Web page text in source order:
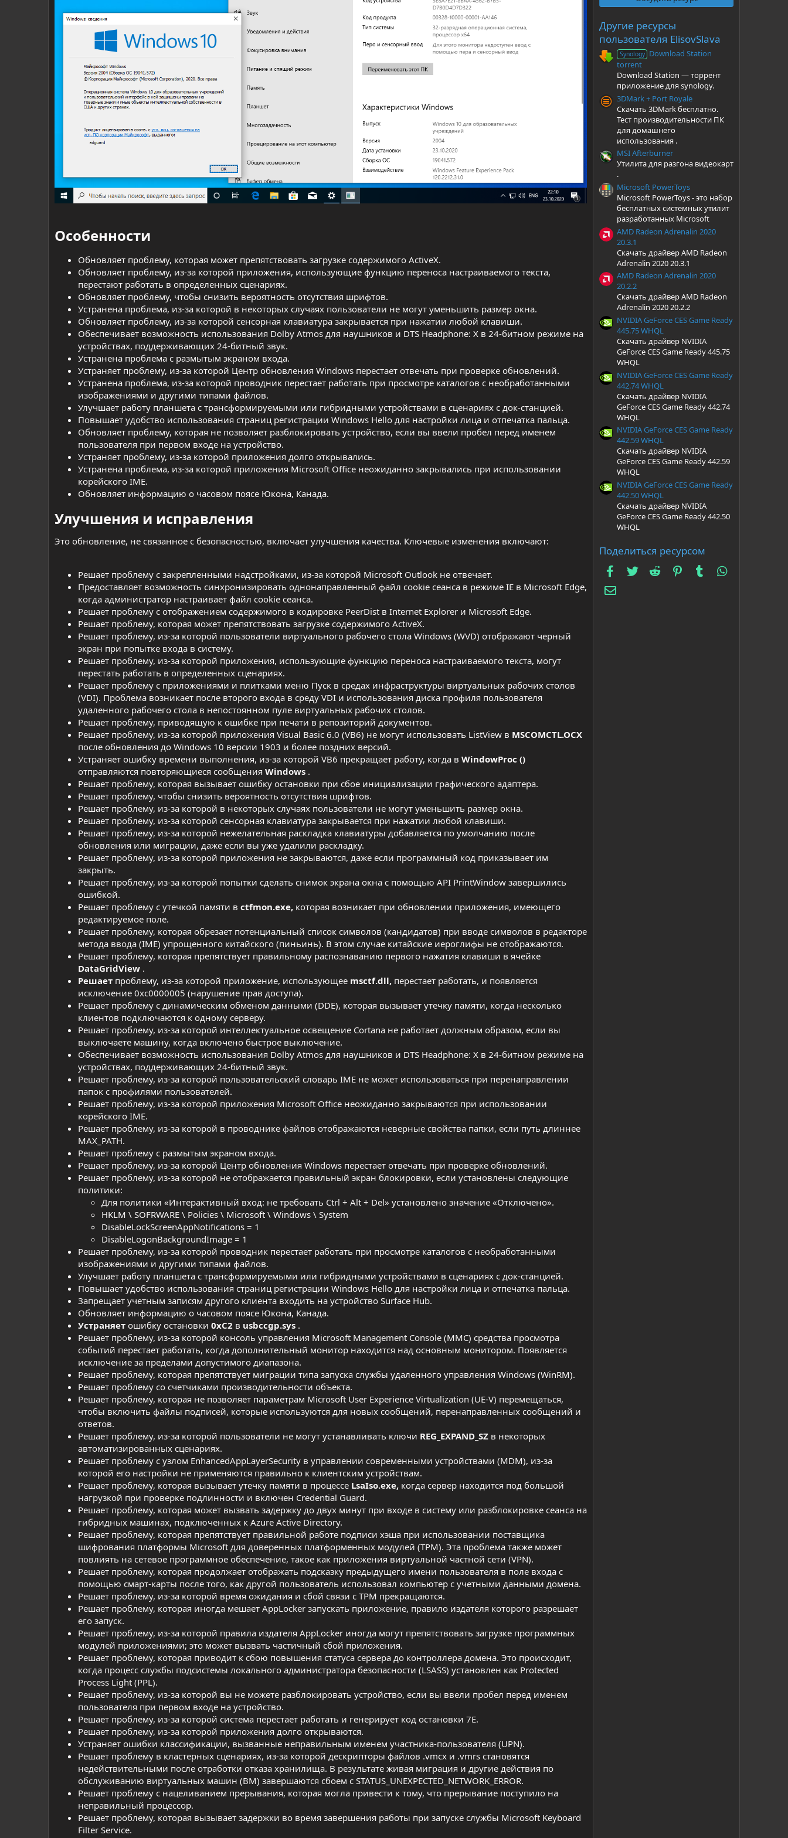
Особенности​
Обновляет проблему, которая может препятствовать загрузке содержимого ActiveX.
Обновляет проблему, из-за которой приложения, использующие функцию переноса настраиваемого текста,
перестают работать в определенных сценариях.
Обновляет проблему, чтобы снизить вероятность отсутствия шрифтов.
Устранена проблема, из-за которой в некоторых случаях пользователи не могут уменьшить размер окна.
Обновляет проблему, из-за которой сенсорная клавиатура закрывается при нажатии любой клавиши.
Обеспечивает возможность использования Dolby Atmos для наушников и DTS Headphone: X в 24-битном режиме на
устройствах, поддерживающих 24-битный звук.
Устранена проблема с размытым экраном входа.
Устраняет проблему, из-за которой Центр обновления Windows перестает отвечать при проверке обновлений.
Устранена проблема, из-за которой проводник перестает работать при просмотре каталогов с необработанными
изображениями и другими типами файлов.
Улучшает работу планшета с трансформируемыми или гибридными устройствами в сценариях с док-станцией.
Повышает удобство использования страниц регистрации Windows Hello для настройки лица и отпечатка пальца.
Обновляет проблему, которая не позволяет разблокировать устройство, если вы ввели пробел перед именем
пользователя при первом входе на устройство.
Устраняет проблему, из-за которой приложения долго открывались.
Устранена проблема, из-за которой приложения Microsoft Office неожиданно закрывались при использовании
корейского IME.
Обновляет информацию о часовом поясе Юкона, Канада.
Улучшения и исправления​
Это обновление, не связанное с безопасностью, включает улучшения качества. Ключевые изменения включают:
Решает проблему с закрепленными надстройками, из-за которой Microsoft Outlook не отвечает.
Предоставляет возможность синхронизировать однонаправленный файл cookie сеанса в режиме IE в Microsoft Edge,
когда администратор настраивает файл cookie сеанса.
Решает проблему с отображением содержимого в кодировке PeerDist в Internet Explorer и Microsoft Edge.
Решает проблему, которая может препятствовать загрузке содержимого ActiveX.
Решает проблему, из-за которой пользователи виртуального рабочего стола Windows (WVD) отображают черный
экран при попытке входа в систему.
Решает проблему, из-за которой приложения, использующие функцию переноса настраиваемого текста, могут
перестать работать в определенных сценариях.
Решает проблему с приложениями и плитками меню Пуск в средах инфраструктуры виртуальных рабочих столов
(VDI). Проблема возникает после второго входа в среду VDI и использования диска профиля пользователя
удаленного рабочего стола в непостоянном пуле виртуальных рабочих столов.
Решает проблему, приводящую к ошибке при печати в репозиторий документов.
Решает проблему, из-за которой приложения Visual Basic 6.0 (VB6) не могут использовать ListView в MSCOMCTL.OCX
после обновления до Windows 10 версии 1903 и более поздних версий.
Устраняет ошибку времени выполнения, из-за которой VB6 прекращает работу, когда в WindowProc ()
отправляются повторяющиеся сообщения Windows .
Решает проблему, которая вызывает ошибку остановки при сбое инициализации графического адаптера.
Решает проблему, чтобы снизить вероятность отсутствия шрифтов.
Решает проблему, из-за которой в некоторых случаях пользователи не могут уменьшить размер окна.
Решает проблему, из-за которой сенсорная клавиатура закрывается при нажатии любой клавиши.
Решает проблему, из-за которой нежелательная раскладка клавиатуры добавляется по умолчанию после
обновления или миграции, даже если вы уже удалили раскладку.
Решает проблему, из-за которой приложения не закрываются, даже если программный код приказывает им
закрыть.
Решает проблему, из-за которой попытки сделать снимок экрана окна с помощью API PrintWindow завершились
ошибкой.
Решает проблему с утечкой памяти в ctfmon.exe, которая возникает при обновлении приложения, имеющего
редактируемое поле.
Решает проблему, которая обрезает потенциальный список символов (кандидатов) при вводе символов в редакторе
метода ввода (IME) упрощенного китайского (пиньинь). В этом случае китайские иероглифы не отображаются.
Решает проблему, которая препятствует правильному распознаванию первого нажатия клавиши в ячейке
DataGridView .
Решает проблему, из-за которой приложение, использующее msctf.dll, перестает работать, и появляется
исключение 0xc0000005 (нарушение прав доступа).
Решает проблему с динамическим обменом данными (DDE), которая вызывает утечку памяти, когда несколько
клиентов подключаются к одному серверу.
Решает проблему, из-за которой интеллектуальное освещение Cortana не работает должным образом, если вы
выключаете машину, когда включено быстрое выключение.
Обеспечивает возможность использования Dolby Atmos для наушников и DTS Headphone: X в 24-битном режиме на
устройствах, поддерживающих 24-битный звук.
Решает проблему, из-за которой пользовательский словарь IME не может использоваться при перенаправлении
папок с профилями пользователей.
Решает проблему, из-за которой приложения Microsoft Office неожиданно закрываются при использовании
корейского IME.
Решает проблему, из-за которой в проводнике файлов отображаются неверные свойства папки, если путь длиннее
MAX_PATH.
Решает проблему с размытым экраном входа.
Решает проблему, из-за которой Центр обновления Windows перестает отвечать при проверке обновлений.
Решает проблему, из-за которой не отображается правильный экран блокировки, если установлены следующие
политики:
Для политики «Интерактивный вход: не требовать Ctrl + Alt + Del» установлено значение «Отключено».
HKLM \ SOFRWARE \ Policies \ Microsoft \ Windows \ System
DisableLockScreenAppNotifications = 1
DisableLogonBackgroundImage = 1
Решает проблему, из-за которой проводник перестает работать при просмотре каталогов с необработанными
изображениями и другими типами файлов.
Улучшает работу планшета с трансформируемыми или гибридными устройствами в сценариях с док-станцией.
Повышает удобство использования страниц регистрации Windows Hello для настройки лица и отпечатка пальца.
Запрещает учетным записям другого клиента входить на устройство Surface Hub.
Обновляет информацию о часовом поясе Юкона, Канада.
Устраняет ошибку остановки 0xC2 в usbccgp.sys .
Решает проблему, из-за которой консоль управления Microsoft Management Console (MMC) средства просмотра
событий перестает работать, когда дополнительный монитор находится над основным монитором. Появляется
исключение за пределами допустимого диапазона.
Решает проблему, которая препятствует миграции типа запуска службы удаленного управления Windows (WinRM).
Решает проблему со счетчиками производительности объекта.
Решает проблему, которая не позволяет параметрам Microsoft User Experience Virtualization (UE-V) перемещаться,
чтобы включить файлы подписей, которые используются для новых сообщений, перенаправленных сообщений и
ответов.
Решает проблему, из-за которой пользователи не могут устанавливать ключи REG_EXPAND_SZ в некоторых
автоматизированных сценариях.
Решает проблему с узлом EnhancedAppLayerSecurity в управлении современными устройствами (MDM), из-за
которой его настройки не применяются правильно к клиентским устройствам.
Решает проблему, которая вызывает утечку памяти в процессе LsaIso.exe, когда сервер находится под большой
нагрузкой при проверке подлинности и включен Credential Guard.
Решает проблему, которая может вызвать задержку до двух минут при входе в систему или разблокировке сеанса на
гибридных машинах, подключенных к Azure Active Directory.
Решает проблему, которая препятствует правильной работе подписи хэша при использовании поставщика
шифрования платформы Microsoft для доверенных платформенных модулей (TPM). Эта проблема также может
повлиять на сетевое программное обеспечение, такое как приложения виртуальной частной сети (VPN).
Решает проблему, которая продолжает отображать подсказку предыдущего имени пользователя в поле входа с
помощью смарт-карты после того, как другой пользователь использовал компьютер с учетными данными домена.
Решает проблему, из-за которой время ожидания и сбой связи с TPM прекращаются.
Решает проблему, которая иногда мешает AppLocker запускать приложение, правило издателя которого разрешает
его запуск.
Решает проблему, из-за которой правила издателя AppLocker иногда могут препятствовать загрузке программных
модулей приложениями; это может вызвать частичный сбой приложения.
Решает проблему, которая приводит к сбою повышения статуса сервера до контроллера домена. Это происходит,
когда процесс службы подсистемы локального администратора безопасности (LSASS) установлен как Protected
Process Light (PPL).
Решает проблему, из-за которой вы не можете разблокировать устройство, если вы ввели пробел перед именем
пользователя при первом входе на устройство.
Решает проблему, из-за которой система перестает работать и генерирует код остановки 7E.
Решает проблему, из-за которой приложения долго открываются.
Устраняет ошибки классификации, вызванные неправильным именем участника-пользователя (UPN).
Решает проблему в кластерных сценариях, из-за которой дескрипторы файлов .vmcx и .vmrs становятся
недействительными после отработки отказа хранилища. В результате живая миграция и другие действия по
обслуживанию виртуальных машин (ВМ) завершаются сбоем с STATUS_UNEXPECTED_NETWORK_ERROR.
Решает проблему с нацеливанием прерывания, которая могла привести к тому, что прерывание поступило на
неправильный процессор.
Решает проблему, которая вызывает задержки во время завершения работы при запуске службы Microsoft Keyboard
Filter Service.
в
Другие ресурсы
пользователя ElisovSlava
Synology Download Station
torrent
Download Station — торрент
приложение для synology.
3DMark + Port Royale
Скачать 3DMark бесплатно.
Тест производительности ПК
для домашнего
использования .
MSI Afterburner
Утилита для разгона видеокарт
.
Microsoft PowerToys
Microsoft PowerToys - это набор
бесплатных системных утилит
разработанных Microsoft
AMD Radeon Adrenalin 2020
20.3.1
Скачать драйвер AMD Radeon
Adrenalin 2020 20.3.1
AMD Radeon Adrenalin 2020
20.2.2
Скачать драйвер AMD Radeon
Adrenalin 2020 20.2.2
NVIDIA GeForce CES Game Ready
445.75 WHQL
Скачать драйвер NVIDIA
GeForce CES Game Ready 445.75
WHQL
NVIDIA GeForce CES Game Ready
442.74 WHQL
Скачать драйвер NVIDIA
GeForce CES Game Ready 442.74
WHQL
NVIDIA GeForce CES Game Ready
442.59 WHQL
Скачать драйвер NVIDIA
GeForce CES Game Ready 442.59
WHQL
NVIDIA GeForce CES Game Ready
442.50 WHQL
Скачать драйвер NVIDIA
GeForce CES Game Ready 442.50
WHQL
Поделиться ресурсом
Facebook
Twitter Reddit PinterestTumblr